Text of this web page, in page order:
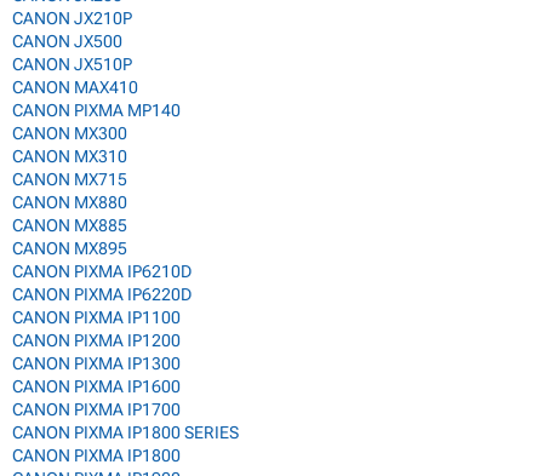
CANON JX210P
CANON JX500
CANON JX510P
CANON MAX410
CANON PIXMA MP140
CANON MX300
CANON MX310
CANON MX715
CANON MX880
CANON MX885
CANON MX895
CANON PIXMA IP6210D
CANON PIXMA IP6220D
CANON PIXMA IP1100
CANON PIXMA IP1200
CANON PIXMA IP1300
CANON PIXMA IP1600
CANON PIXMA IP1700
CANON PIXMA IP1800 SERIES
CANON PIXMA IP1800